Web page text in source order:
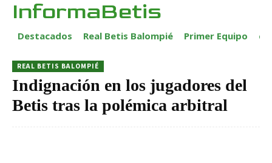
InformaBetis
Destacados Real Betis Balompié Primer Equipo
REAL BETIS BALOMPIÉ
Indignación en los jugadores del
Betis tras la polémica arbitral